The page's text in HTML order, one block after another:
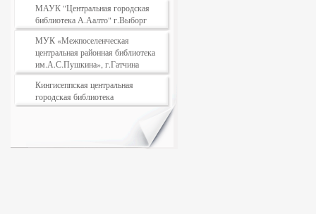
МАУК "Центральная городская
библиотека А.Аалто" г.Выборг
МУК «Межпоселенческая
центральная районная библиотека
им.А.С.Пушкина», г.Гатчина
Кингисеппская центральная
городская библиотека